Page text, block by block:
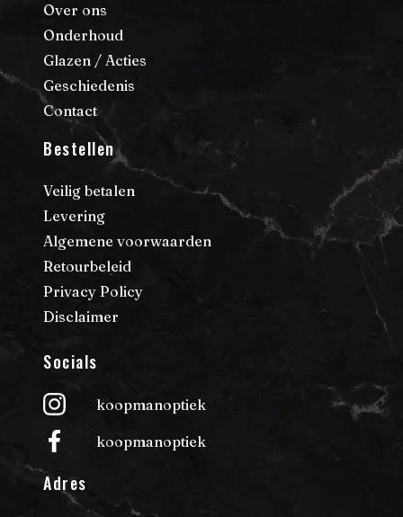
Adres
Socials
koopmanoptiek
koopmanoptiek
Over ons
Onderhoud
Glazen / Acties
Geschiedenis
Contact
Bestellen
Veilig betalen
Levering
Algemene voorwaarden
Retourbeleid
Privacy Policy
Disclaimer